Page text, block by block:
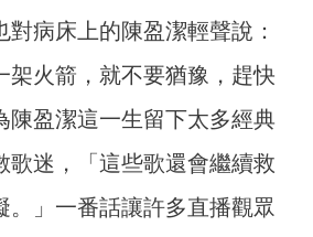
病床上的陳盈潔輕聲說：
架火箭，就不要猶豫，趕快
陳盈潔這一生留下太多經典
歌迷，「這些歌還會繼續救
。」一番話讓許多直播觀眾